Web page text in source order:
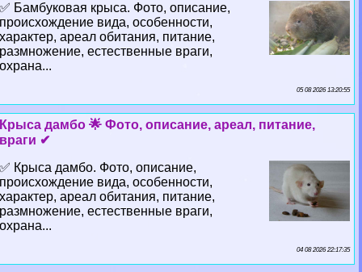
✅ Бамбуковая крыса. Фото, описание,
происхождение вида, особенности,
хаpaктер, ареал обитания, питание,
размножение, естественные враги,
охрана...
05 08 2026 13:20:55
Крыса дамбо 🌟 Фото, описание, ареал, питание,
враги ✔
✅ Крыса дамбо. Фото, описание,
происхождение вида, особенности,
хаpaктер, ареал обитания, питание,
размножение, естественные враги,
охрана...
04 08 2026 22:17:35